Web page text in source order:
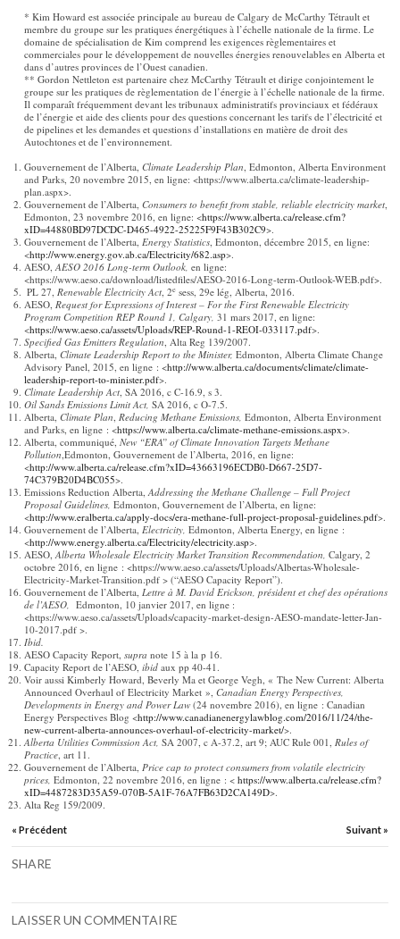
* Kim Howard est associée principale au bureau de Calgary de McCarthy Tétrault et
membre du groupe sur les pratiques énergétiques à l’échelle nationale de la firme. Le
domaine de spécialisation de Kim comprend les exigences règlementaires et
commerciales pour le développement de nouvelles énergies renouvelables en Alberta et
dans d’autres provinces de l’Ouest canadien.
** Gordon Nettleton est partenaire chez McCarthy Tétrault et dirige conjointement le
groupe sur les pratiques de règlementation de l’énergie à l’échelle nationale de la firme.
Il comparaît fréquemment devant les tribunaux administratifs provinciaux et fédéraux
de l’énergie et aide des clients pour des questions concernant les tarifs de l’électricité et
de pipelines et les demandes et questions d’installations en matière de droit des
Autochtones et de l’environnement.
Gouvernement de l’Alberta,Climate Leadership Plan, Edmonton, Alberta Environment
and Parks, 20 novembre 2015, en ligne: <https://www.alberta.ca/climate-leadership-
plan.aspx>.
Gouvernement de l’Alberta,Consumers to benefit from stable, reliable electricity market,
Edmonton, 23 novembre 2016, en ligne: <https://www.alberta.ca/release.cfm?
xID=44880BD97DCDC-D465-4922-25225F9F43B302C9>.
Gouvernement de l’Alberta,Energy Statistics, Edmonton, décembre 2015, en ligne:
<http://www.energy.gov.ab.ca/Electricity/682.asp>.
AESO,AESO 2016 Long-term Outlook,en ligne:
<https://www.aeso.ca/download/listedfiles/AESO-2016-Long-term-Outlook-WEB.pdf>.
PL 27,Renewable Electricity Act, 2e sess, 29e lég, Alberta, 2016.
AESO,Request for Expressions of Interest – For the First Renewable Electricity
Program Competition REP Round 1, Calgary,31 mars 2017, en ligne:
<https://www.aeso.ca/assets/Uploads/REP-Round-1-REOI-033117.pdf>.
Specified Gas Emitters Regulation, Alta Reg 139/2007.
Alberta,Climate Leadership Report to the Minister,Edmonton, Alberta Climate Change
Advisory Panel, 2015, en ligne : <http://www.alberta.ca/documents/climate/climate-
leadership-report-to-minister.pdf>.
Climate Leadership Act, SA 2016, c C-16.9, s 3.
Oil Sands Emissions Limit Act, SA 2016, c O-7.5.
Alberta,Climate Plan,Reducing Methane Emissions,Edmonton, Alberta Environment
and Parks, en ligne : <https://www.alberta.ca/climate-methane-emissions.aspx>.
Alberta, communiqué,New “ERA” of Climate Innovation Targets Methane
Pollution,Edmonton, Gouvernement de l’Alberta, 2016, en ligne:
<http://www.alberta.ca/release.cfm?xID=43663196ECDB0-D667-25D7-
74C379B20D4BC055>.
Emissions Reduction Alberta,Addressing the Methane Challenge – Full Project
Proposal Guidelines,Edmonton, Gouvernement de l’Alberta, en ligne:
<http://www.eralberta.ca/apply-docs/era-methane-full-project-proposal-guidelines.pdf>.
Gouvernement de l’Alberta,Electricity,Edmonton, Alberta Energy, en ligne :
<http://www.energy.alberta.ca/Electricity/electricity.asp>.
AESO,Alberta Wholesale Electricity Market Transition Recommendation,Calgary, 2
octobre 2016, en ligne : <https://www.aeso.ca/assets/Uploads/Albertas-Wholesale-
Electricity-Market-Transition.pdf > (“AESO Capacity Report”).
Gouvernement de l’Alberta,Lettre à M. David Erickson, président et chef des opérations
de l’AESO, Edmonton, 10 janvier 2017, en ligne :
<https://www.aeso.ca/assets/Uploads/capacity-market-design-AESO-mandate-letter-Jan-
10-2017.pdf >.
Ibid.
AESO Capacity Report,supra note 15 à la p 16.
Capacity Report de l’AESO,ibidaux pp 40-41.
Voir aussi Kimberly Howard, Beverly Ma et George Vegh, « The New Current: Alberta
Announced Overhaul of Electricity Market »,Canadian Energy Perspectives,
Developments in Energy and Power Law(24 novembre 2016), en ligne : Canadian
Energy Perspectives Blog <http://www.canadianenergylawblog.com/2016/11/24/the-
new-current-alberta-announces-overhaul-of-electricity-market/>.
Alberta Utilities Commission Act,SA 2007, c A-37.2, art 9; AUC Rule 001,Rules of
Practice, art 11.
Gouvernement de l’Alberta,Price cap to protect consumers from volatile electricity
prices,Edmonton, 22 novembre 2016, en ligne : <https://www.alberta.ca/release.cfm?
xID=4487283D35A59-070B-5A1F-76A7FB63D2CA149D>.
Alta Reg 159/2009.
« Précédent Suivant »
SHARE
LAISSER UN COMMENTAIRE